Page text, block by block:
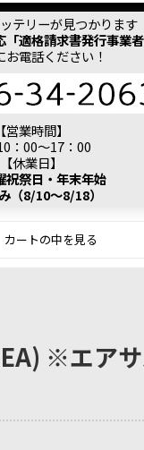
テリーが見つかります
適格請求書発行事業者
お電話ください！
【営業時間】
：00～17：00
【休業日】
祝祭日・年末年始
（8/10～8/18）
カートの中を見る
※エア